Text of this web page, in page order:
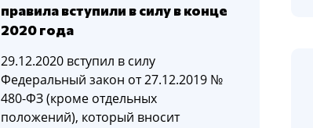
правила вступили в силу в конце
2020 года
29.12.2020 вступил в силу
Федеральный закон от 27.12.2019 №
480-ФЗ (кроме отдельных
положений), который вносит